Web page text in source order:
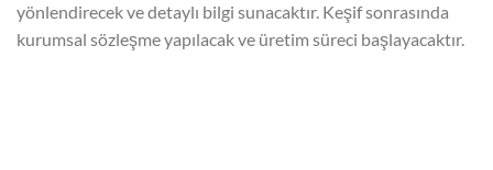
yönlendirecek ve detaylı bilgi sunacaktır. Keşif sonrasında
kurumsal sözleşme yapılacak ve üretim süreci başlayacaktır.